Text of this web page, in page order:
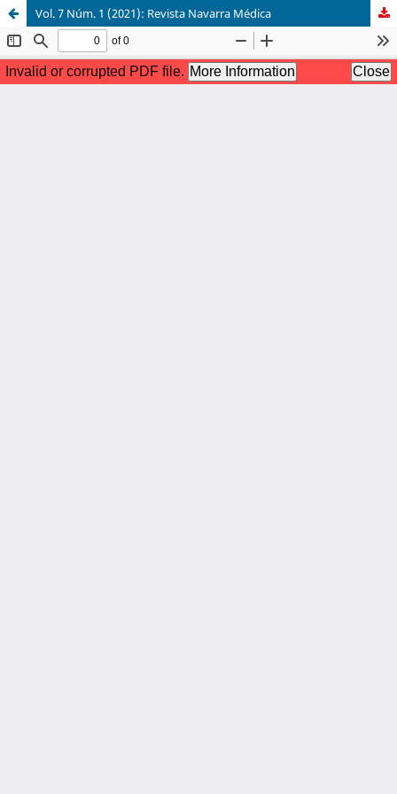
Vol. 7 Núm. 1 (2021): Revista Navarra Médica